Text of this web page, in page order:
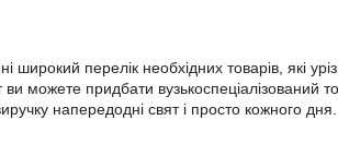
перелік необхідних товарів, які
ви можете придбати
напередодні свят і просто кожного дня.